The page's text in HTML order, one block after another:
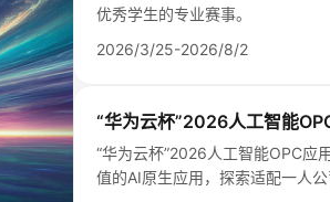
优秀学生的专业赛事。
2026/3/25-2026/8/2
“华为云杯”2026人工智能
“华为云杯”2026人工智能OPC应
值的AI原生应用，探索适配一人